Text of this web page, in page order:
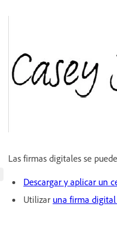
Las firmas digitales se
Descargar y aplicar un
Utilizar una firma